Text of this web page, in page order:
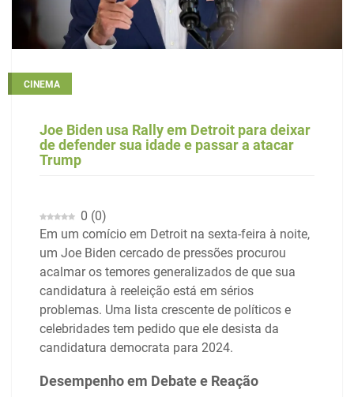
CINEMA
Joe Biden usa Rally em Detroit para deixar
de defender sua idade e passar a atacar
Trump
0 (0)
Em um comício em Detroit na sexta-feira à noite,
um Joe Biden cercado de pressões procurou
acalmar os temores generalizados de que sua
candidatura à reeleição está em sérios
problemas. Uma lista crescente de políticos e
celebridades tem pedido que ele desista da
candidatura democrata para 2024.
Desempenho em Debate e Reação